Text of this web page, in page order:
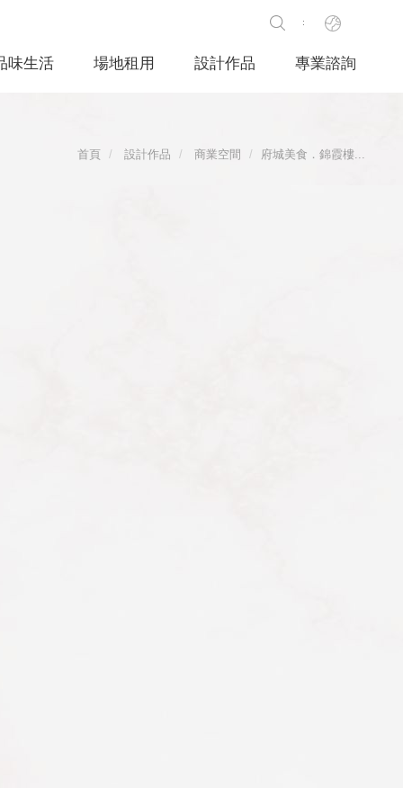
味生活 場地租用 設計作品 專業諮詢
首頁 設計作品 商業空間 府城美食．錦霞樓...